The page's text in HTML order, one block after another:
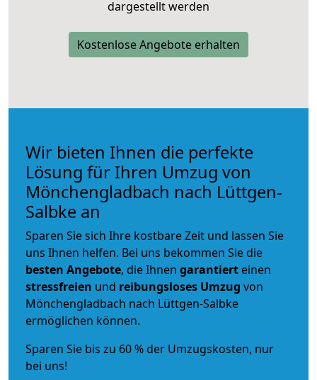
dargestellt werden
Kostenlose Angebote erhalten
Wir bieten Ihnen die perfekte
Lösung für Ihren Umzug von
Mönchengladbach nach Lüttgen-
Salbke an
Sparen Sie sich Ihre kostbare Zeit und lassen Sie
uns Ihnen helfen. Bei uns bekommen Sie die
besten Angebote, die Ihnen garantiert einen
stressfreien und reibungsloses Umzug von
Mönchengladbach nach Lüttgen-Salbke
ermöglichen können.
Sparen Sie bis zu 60 % der Umzugskosten, nur
bei uns!